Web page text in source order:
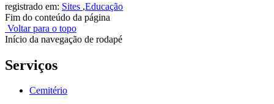
registrado em: Sites ,Educação
Fim do conteúdo da página
Voltar para o topo
Início da navegação de rodapé
Serviços
Cemitério